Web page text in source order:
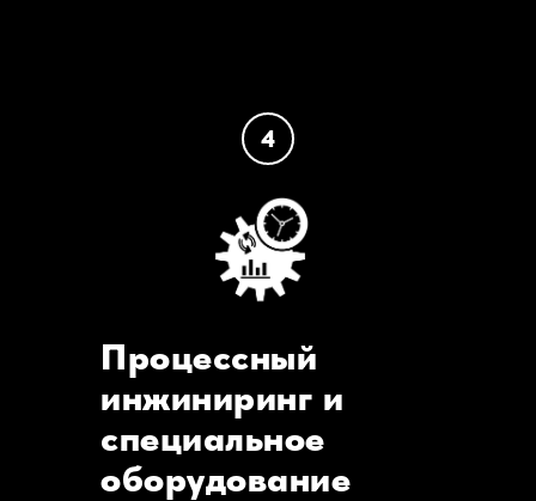
Процессный
инжиниринг и
специальное
оборудование
4